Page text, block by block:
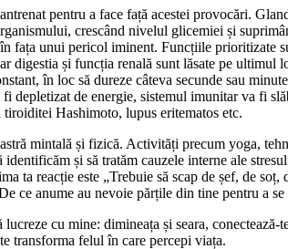
pentru a face față acestei provocări.
crescând nivelul glicemiei și
fața unui pericol iminent. Funcțiile prioritizate
digestia și funcția renală sunt lăsate pe
în loc să dureze câteva secunde sau
depletizat de energie, sistemul imunitar va fi
Hashimoto, lupus eritematos etc.
mintală și fizică. Activități precum yoga,
și să tratăm cauzele interne ale
ta reacție este „Trebuie să scap de șef, de
ce anume au nevoie părțile din tine pentru a
cu mine: dimineața și seara,
transforma felul în care percepi viața.